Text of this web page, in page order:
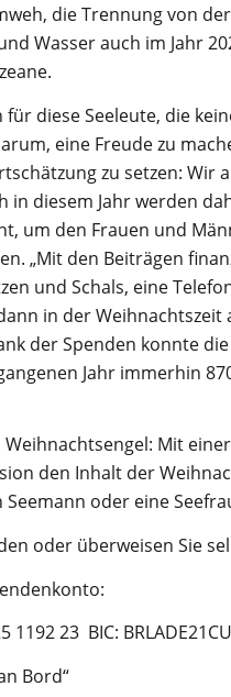
die Trennung von
Wasser auch im Jahr
diese Seeleute, die
eine Freude zu
zu setzen: Wir
in diesem Jahr werden
um den Frauen und
„Mit den Beiträgen
und Schals, eine
in der Weihnachtszeit
der Spenden konnte die
Jahr immerhin
Mit
den Inhalt der
oder eine
oder überweisen Sie
1192 23 BIC:
Bord“